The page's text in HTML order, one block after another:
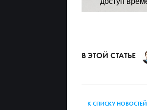
В ЭТОЙ СТАТЬЕ
К СПИСКУ НОВОСТЕЙ